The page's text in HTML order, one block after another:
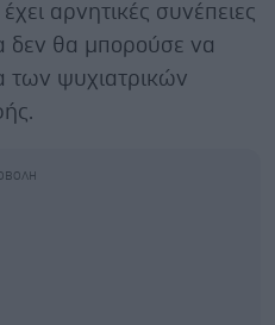
αρνητικές συνέπειες
δεν θα μπορούσε να
των ψυχιατρικών